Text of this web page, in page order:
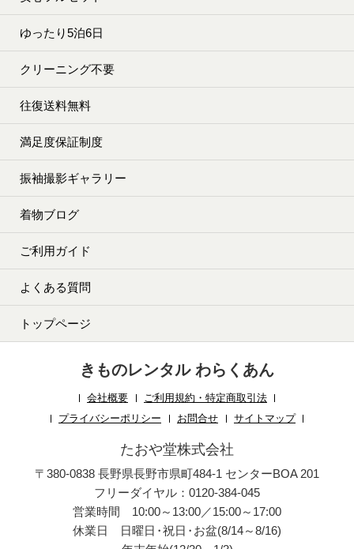
ゆったり5泊6日
クリーニング不要
往復送料無料
満足度保証制度
振袖撮影ギャラリー
着物ブログ
ご利用ガイド
よくある質問
トップページ
きものレンタル わらくあん
会社概要
ご利用規約・特定商取引法
プライバシーポリシー
お問合せ サイトマップ
たおや堂株式会社
〒380-0838 長野県長野市県町484-1 センターBOA 201
フリーダイヤル：0120-384-045
営業時間 10:00～13:00／15:00～17:00
休業日 日曜日 ・祝日 ・お盆(8/14～8/16)